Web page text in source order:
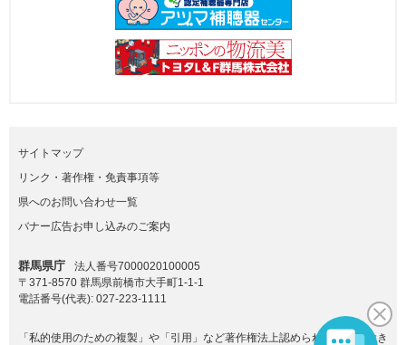
サイトマップ
リンク・著作権・免責事項等
県へのお問い合わせ一覧
バナー広告お申し込みのご案内
群馬県庁
法人番号7000020100005
〒371-8570 群馬県前橋市大手町1-1-1
電話番号(代表): 027-223-1111
「私的使用のための複製」や「引用」など著作権法上認められた場合を除き